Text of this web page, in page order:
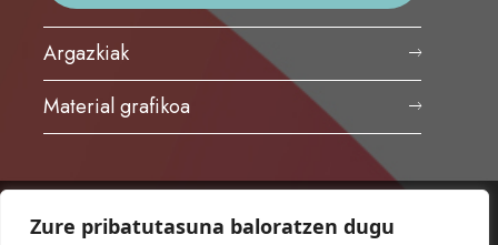
Zure pribatutasuna baloratzen dugu
Argazkiak
Material grafikoa
ORIOKO UDALA